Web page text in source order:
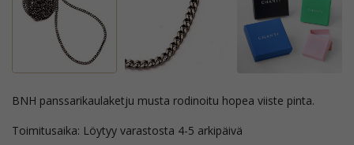
BNH panssarikaulaketju musta rodinoitu hopea viiste pinta.
Toimitusaika: Löytyy varastosta 4-5 arkipäivä